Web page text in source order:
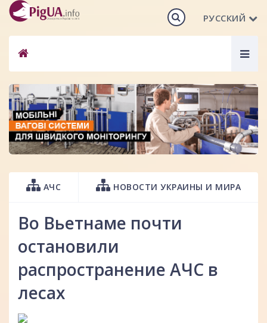
РУССКИЙ
АЧС НОВОСТИ УКРАИНЫ И МИРА
Во Вьетнаме почти
остановили
распространение АЧС в
лесах